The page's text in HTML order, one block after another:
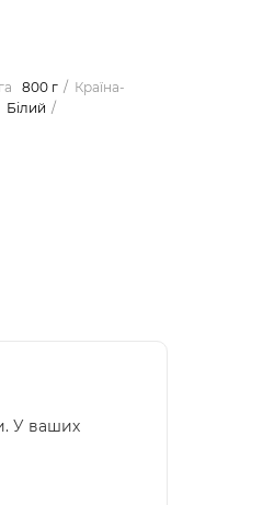
800 г
Країна-
Білий
У ваших